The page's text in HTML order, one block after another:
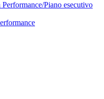
Performance/Piano esecutivo